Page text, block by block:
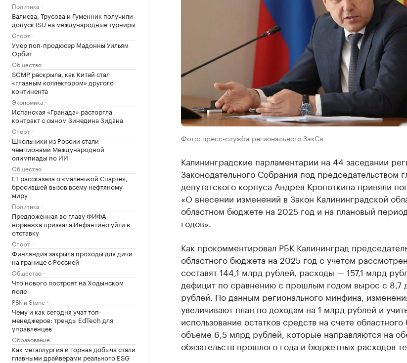
Политика
Валиева, Трусова и Гуменник получили
допуск ISU на международные турниры
Спорт
Умер поп-продюсер Мадонны Уильям
Орбит
Общество
SCMP раскрыла, как Китай стал
«главным коллектором» другого
континента
Экономика
Испанская «Гранада» расторгла
контракт с сыном Зинедина Зидана
Спорт
Школьники из России стали
чемпионами Международной
олимпиады по ИИ
Общество
FT рассказала о «маленькой Спарте»,
бросившей вызов всему нефтяному
миру
Политика
Предложенная во главу ФИФА
норвежка призвала Инфантино уйти в
отставку
Спорт
Финляндия закрыла проходы для дичи
на границе с Россией
Общество
Что нового построят на Ходынском
поле
РБК и Stone
Чему и как сегодня учат топ-
менеджеров: тренды EdTech для
управленцев
Образование
Как металлургия и горная добыча стали
главными драйверами реального ESG
Фото: пресс-служба регионального ЗакСа
Калининградские парламентарии на 44 заседании
Законодательного Собрания под председательством
депутатского корпуса Андрея Кропоткина приняли
«О внесении изменений в Закон Калининградской
областном бюджете на 2025 год и на плановый
годов».
Как прокомментировал РБК Калининград
областного бюджета на 2025 год с учетом
составят 144,1 млрд рублей, расходы — 157,1 млрд
дефицит по сравнению с прошлым годом вырос с 8,7
рублей. По данным регионального минфина,
увеличивают план по доходам на 1 млрд рублей и
использование остатков средств на счете
объеме 6,5 млрд рублей, которые направляются на
обязательств прошлого года и бюджетных расходов